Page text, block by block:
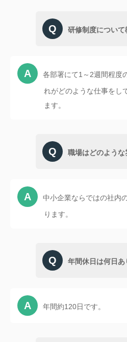
研修制度につい
各部署にて1～2週間程度
れがどのような仕事をし
ます。
職場はどのような
中小企業ならではの社内
ります。
年間休日は何日あ
年間約120日です。